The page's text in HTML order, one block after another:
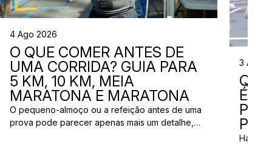
4 Ago 2026
O QUE COMER ANTES DE
UMA CORRIDA? GUIA PARA
5 KM, 10 KM, MEIA
MARATONA E MARATONA
O pequeno-almoço ou a refeição antes de uma
prova pode parecer apenas mais um detalhe,
3 Ago
ÉS?
Há